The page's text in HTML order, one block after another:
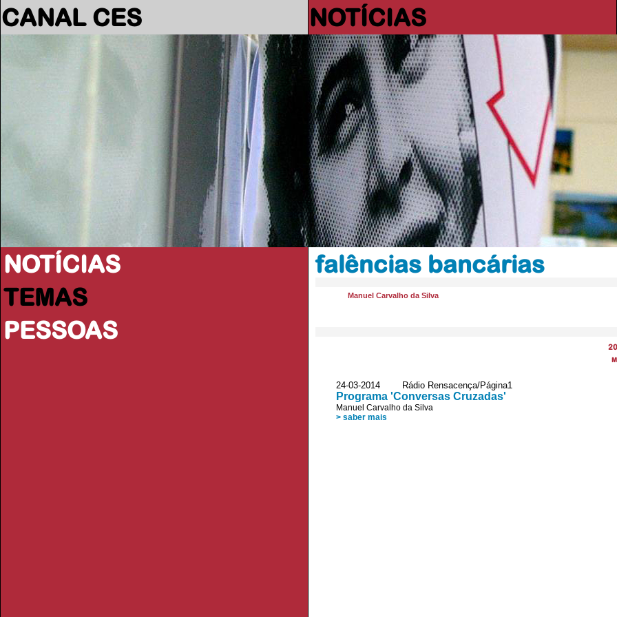
CANAL CES NOTÍCIAS
NOTÍCIAS
TEMAS
PESSOAS
falências bancárias
Manuel Carvalho da Silva
24-03-2014 Rádio Rensacença/Página1
Programa 'Conversas Cruzadas'
Manuel Carvalho da Silva
> saber mais